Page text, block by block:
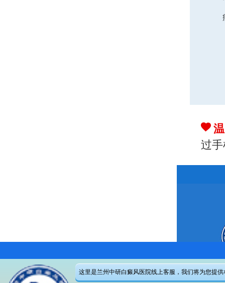
过
这里是兰州中研白癜风医院线上客服，我们将为您提